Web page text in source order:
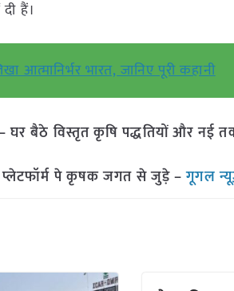
हैं।
आत्मानिर्भर भारत, जानिए पूरी कहानी
घर बैठे विस्तृत कृषि पद्धतियों और नई
पे कृषक जगत से जुड़े –गूगल